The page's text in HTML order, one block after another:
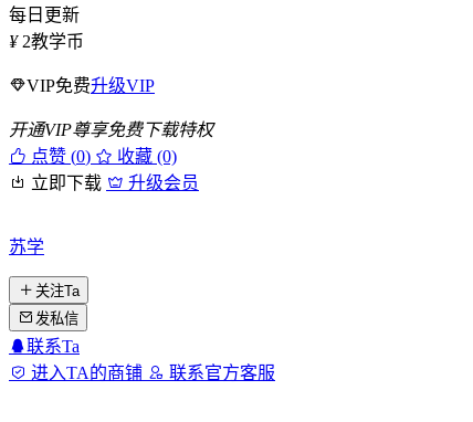
每日更新
¥ 2教学币
VIP免费升级VIP
开通VIP尊享免费下载特权
点赞 (0)
收藏 (0)
立即下载
升级会员
苏学
关注Ta
发私信
联系Ta
进入TA的商铺
联系官方客服